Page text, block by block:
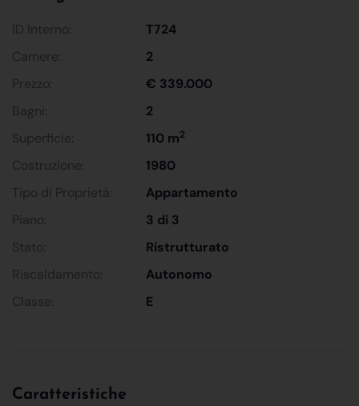
ID Interno:
T724
Camere:
2
Prezzo:
€ 339.000
Bagni:
2
Superficie:
110 m2
Costruzione:
1980
Tipo di Proprietà:
Appartamento
Piano:
3 di 3
Stato:
Ristrutturato
Riscaldamento:
Autonomo
Classe:
E
Caratteristiche